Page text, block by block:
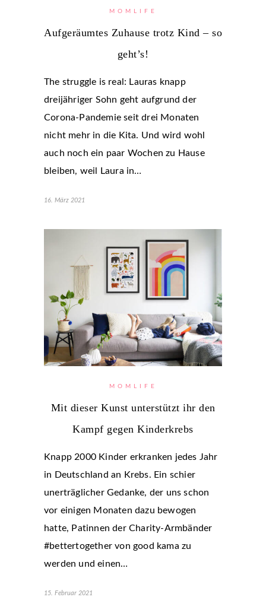
MOMLIFE
Aufgeräumtes Zuhause trotz Kind – so
geht’s!
The struggle is real: Lauras knapp
dreijähriger Sohn geht aufgrund der
Corona-Pandemie seit drei Monaten
nicht mehr in die Kita. Und wird wohl
auch noch ein paar Wochen zu Hause
bleiben, weil Laura in…
16. März 2021
MOMLIFE
Mit dieser Kunst unterstützt ihr den
Kampf gegen Kinderkrebs
Knapp 2000 Kinder erkranken jedes Jahr
in Deutschland an Krebs. Ein schier
unerträglicher Gedanke, der uns schon
vor einigen Monaten dazu bewogen
hatte, Patinnen der Charity-Armbänder
#bettertogether von good kama zu
werden und einen…
15. Februar 2021